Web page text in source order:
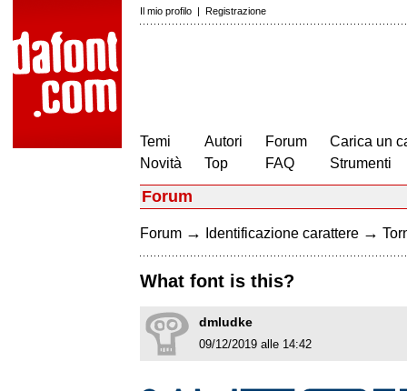
Il mio profilo | Registrazione
Temi
Novità
Autori
Top
Forum
FAQ
Carica un
Strumenti
Forum
Forum → Identificazione carattere →
What font is this?
dmludke
09/12/2019 alle 14:42